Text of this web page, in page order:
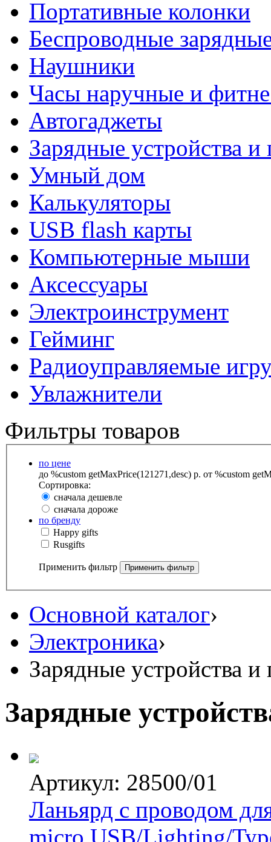
Портативные колонки
Беспроводные
Наушники
Часы наручные и
Автогаджеты
Зарядные устройства
Умный дом
Калькуляторы
USB flash карты
Компьютерные мыши
Аксессуары
Электроинструмент
Гейминг
Радиоуправляемые
Увлажнители
Фильтры товаров
по цене
до %custom getMaxPrice(121271,desc) р. от %custom
Сортировка:
сначала дешевле
сначала дороже
по бренду
Happy gifts
Rusgifts
Применить фильтр
Основной каталог›
Электроника›
Зарядные устройства
Зарядные
Артикул: 28500/01
Ланьярд с проводом